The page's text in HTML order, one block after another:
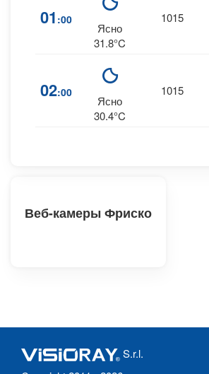
01 :00
Ясно
31.8°C
1015
02:00
Ясно
30.4°C
1015
Веб-камеры Фриско
S.r.l.